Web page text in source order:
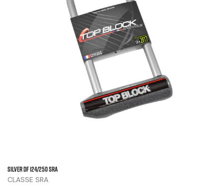
SILVER DF 124/250 SRA
CLASSE SRA